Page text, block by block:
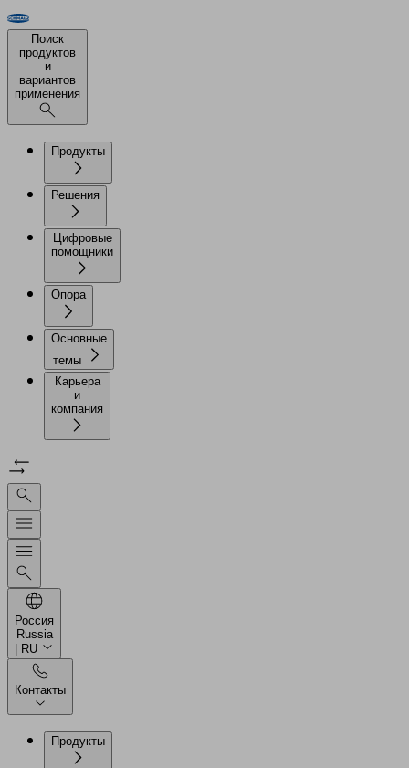
Поиск
продуктов
и
вариантов
применения
Продукты
Решения
Цифровые
помощники
Опора
Основные
темы
Карьера
и
компания
Россия
Russia
| RU
Контакты
Продукты